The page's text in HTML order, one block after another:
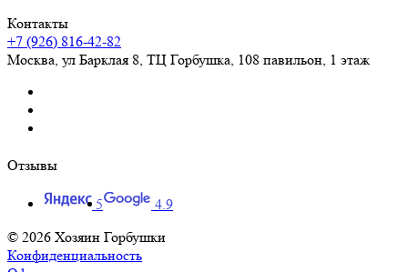
Контакты
+7 (926) 816-42-82
Москва ул Барклая 8, ТЦ Горбушка, 108 павильон, 1 этаж
Отзывы
5
4.9
© 2026 Хозяин Горбушки
Конфиденциальность